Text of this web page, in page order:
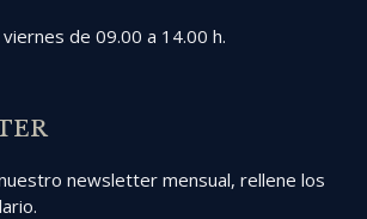
de 09.00 a 14.00 h.
newsletter mensual, rellene los